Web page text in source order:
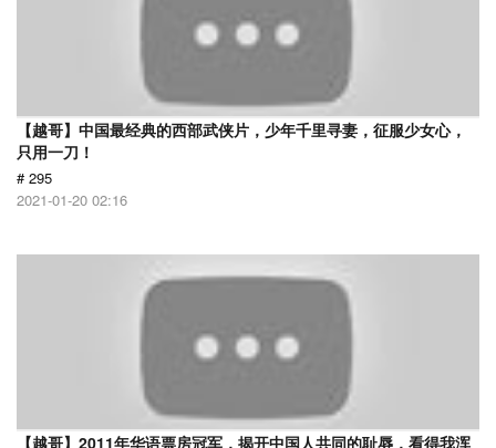
【越哥】中国最经典的西部武侠片，少年千里寻妻，征服少女心，
只用一刀！
# 295
2021-01-20 02:16
【越哥】2011年华语票房冠军，揭开中国人共同的耻辱，看得我浑